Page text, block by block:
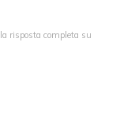
risposta completa su